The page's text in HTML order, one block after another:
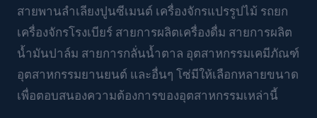
สายพานลำเลียงปูนซีเมนต์ เครื่องจักรแปรรูปไม้ รถยก
เครื่องจักรโรงเบียร์ สายการผลิตเครื่องดื่ม สายการผลิต
น้ำมันปาล์ม สายการกลั่นน้ำตาล อุตสาหกรรมเคมีภัณฑ์
อุตสาหกรรมยานยนต์ และอื่นๆ โซ่มีให้เลือกหลายขนาด
เพื่อตอบสนองความต้องการของอุตสาหกรรมเหล่านี้